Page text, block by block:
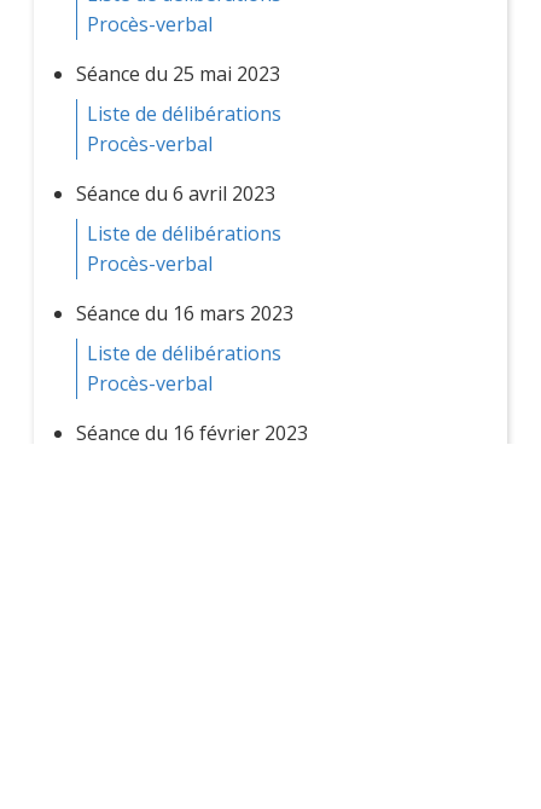
Procès-verbal
Séance du 25 mai 2023
Liste de délibérations
Procès-verbal
Séance du 6 avril 2023
Liste de délibérations
Procès-verbal
Séance du 16 mars 2023
Liste de délibérations
Procès-verbal
Séance du 16 février 2023